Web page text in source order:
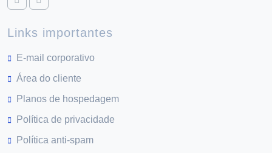
Links importantes
E-mail corporativo
Área do cliente
Planos de hospedagem
Política de privacidade
Política anti-spam